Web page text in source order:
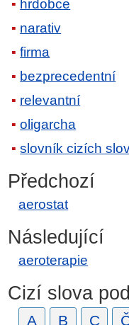
hrdobce
narativ
firma
bezprecedentní
relevantní
oligarcha
slovník cizích
Předchozí
aerostat
Následující
aeroterapie
Cizí slova
A B C